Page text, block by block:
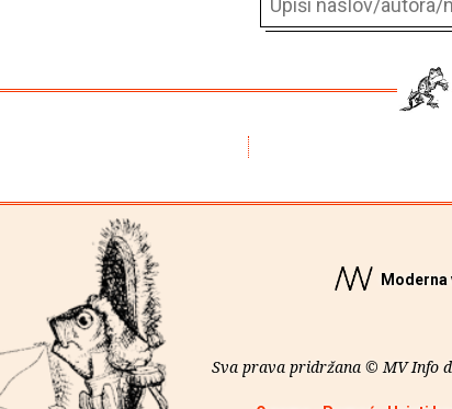
Moderna
Sva prava pridržana © MV Info